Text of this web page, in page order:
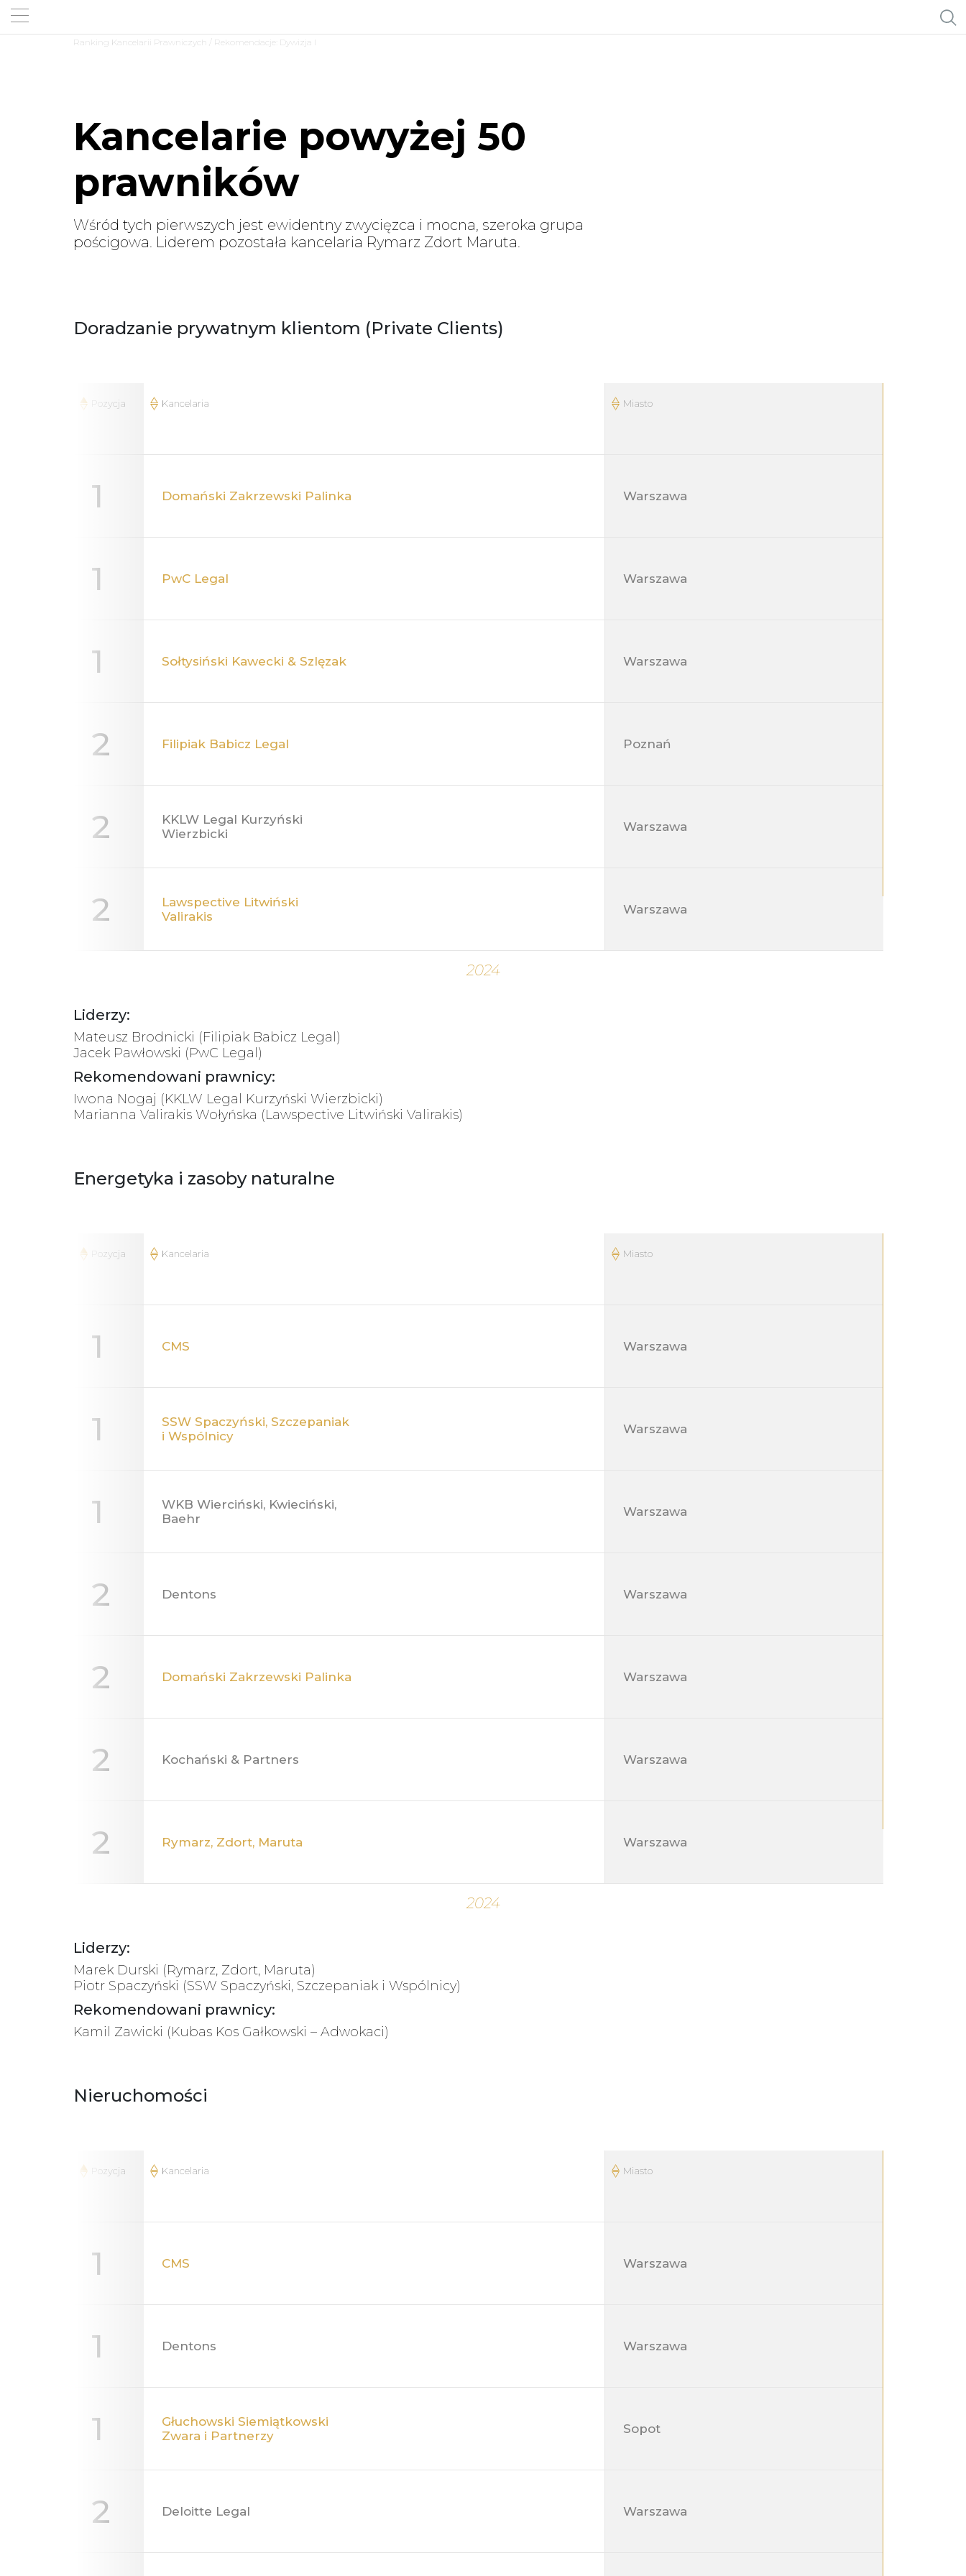
Ranking Kancelarii Prawniczych / Rekomendacje: Dywizja I
Kancelarie powyżej 50
prawników
Wśród tych pierwszych jest ewidentny zwycięzca i mocna, szeroka grupa
pościgowa. Liderem pozostała kancelaria Rymarz Zdort Maruta.
Doradzanie prywatnym klientom (Private Clients)
Liderzy:
Mateusz Brodnicki (Filipiak Babicz Legal)
Jacek Pawłowski (PwC Legal)
Rekomendowani prawnicy:
Iwona Nogaj (KKLW Legal Kurzyński Wierzbicki)
Marianna Valirakis Wołyńska (Lawspective Litwiński Valirakis)
Energetyka i zasoby naturalne
Liderzy:
Marek Durski (Rymarz, Zdort, Maruta)
Piotr Spaczyński (SSW Spaczyński, Szczepaniak i Wspólnicy)
Rekomendowani prawnicy:
Kamil Zawicki (Kubas Kos Gałkowski – Adwokaci)
Nieruchomości